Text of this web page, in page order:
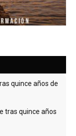
quince años de